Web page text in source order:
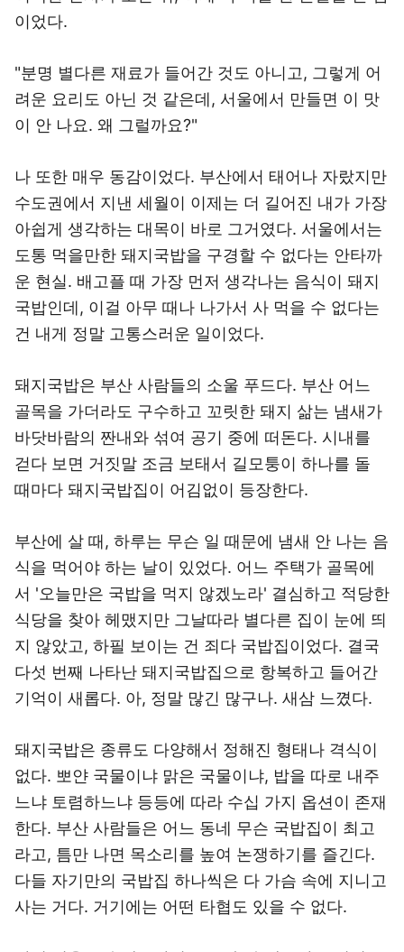
이었다.
"분명 별다른 재료가 들어간 것도 아니고, 그렇게 어
려운 요리도 아닌 것 같은데, 서울에서 만들면 이 맛
이 안 나요. 왜 그럴까요?"
나 또한 매우 동감이었다. 부산에서 태어나 자랐지만
수도권에서 지낸 세월이 이제는 더 길어진 내가 가장
아쉽게 생각하는 대목이 바로 그거였다. 서울에서는
도통 먹을만한 돼지국밥을 구경할 수 없다는 안타까
운 현실. 배고플 때 가장 먼저 생각나는 음식이 돼지
국밥인데, 이걸 아무 때나 나가서 사 먹을 수 없다는
건 내게 정말 고통스러운 일이었다.
돼지국밥은 부산 사람들의 소울 푸드다. 부산 어느
골목을 가더라도 구수하고 꼬릿한 돼지 삶는 냄새가
바닷바람의 짠내와 섞여 공기 중에 떠돈다. 시내를
걷다 보면 거짓말 조금 보태서 길모퉁이 하나를 돌
때마다 돼지국밥집이 어김없이 등장한다.
부산에 살 때, 하루는 무슨 일 때문에 냄새 안 나는 음
식을 먹어야 하는 날이 있었다. 어느 주택가 골목에
서 '오늘만은 국밥을 먹지 않겠노라' 결심하고 적당한
식당을 찾아 헤맸지만 그날따라 별다른 집이 눈에 띄
지 않았고, 하필 보이는 건 죄다 국밥집이었다. 결국
다섯 번째 나타난 돼지국밥집으로 항복하고 들어간
기억이 새롭다. 아, 정말 많긴 많구나. 새삼 느꼈다.
돼지국밥은 종류도 다양해서 정해진 형태나 격식이
없다. 뽀얀 국물이냐 맑은 국물이냐, 밥을 따로 내주
느냐 토렴하느냐 등등에 따라 수십 가지 옵션이 존재
한다. 부산 사람들은 어느 동네 무슨 국밥집이 최고
라고, 틈만 나면 목소리를 높여 논쟁하기를 즐긴다.
다들 자기만의 국밥집 하나씩은 다 가슴 속에 지니고
사는 거다. 거기에는 어떤 타협도 있을 수 없다.